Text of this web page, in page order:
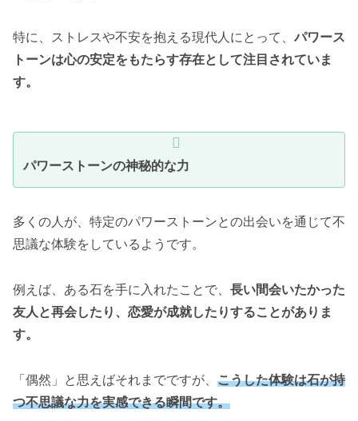
特に、ストレスや不安を抱える現代人にとって、 パワース
トーンは心の安定をもたらす存在として注目されていま
す。
パワーストーンの神秘的な力
多くの人が、特定のパワーストーンとの出会いを通じて不
思議な体験をしているようです。
例えば、ある石を手に入れたことで、 長い間会いたかった
友人と再会したり、恋愛が成就したりすることがありま
す。
「偶然」と思えばそれまでですが、 こうした体験は石が持
つ不思議な力を実感できる瞬間です。